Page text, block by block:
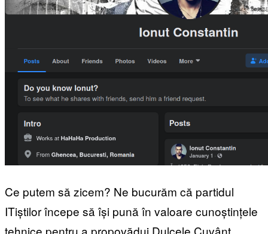
Ce putem să zicem? Ne bucurăm că partidul
ITiștilor începe să își pună în valoare cunoștințele
tehnice pentru a propovădui Dulcele Cuvânt